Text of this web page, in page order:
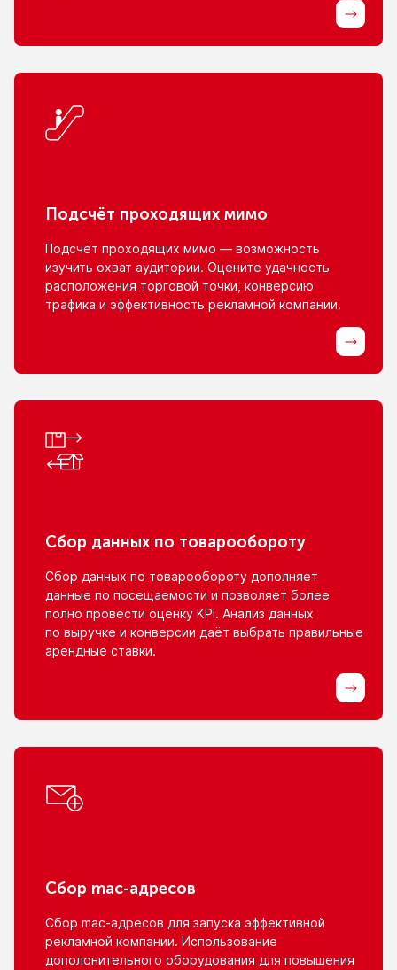
Подсчёт проходящих мимо
Подсчёт проходящих мимо — возможность
изучить охват аудитории. Оцените удачность
расположения торговой точки, конверсию
трафика и эффективность рекламной компании.
Сбор данных по товарообороту
Сбор данных по товарообороту дополняет
данные по посещаемости и позволяет более
полно провести оценку KPI. Анализ данных
по выручке и конверсии даёт выбрать правильные
арендные ставки.
Сбор mac-адресов
Сбор mac-адресов для запуска эффективной
рекламной компании. Использование
дополонительного оборудования для повышения